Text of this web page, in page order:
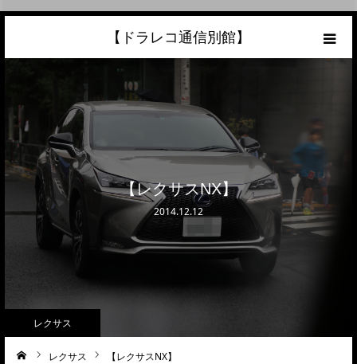
【ドラレコ通信別館】
【レクサスNX】
2014.12.12
レクサス
レクサス 【レクサスNX】
あなたの愛車の最高額を知ろう！
こんな中古車が欲しい
トラック売却ならこちら
当サイトについて
リンク